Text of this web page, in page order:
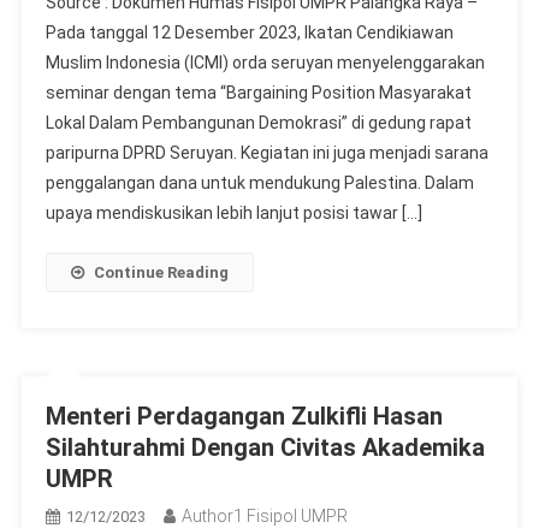
Gelar
Seminar:
Memperkuat
Bargaining
Position
Masyarakat
Lokal
Dalam
Pada tanggal 12 Desember 2023, Ikatan Cendikiawan
Muslim Indonesia (ICMI) orda seruyan menyelenggarakan
seminar dengan tema “Bargaining Position Masyarakat
Lokal Dalam Pembangunan Demokrasi” di gedung rapat
paripurna DPRD Seruyan. Kegiatan ini juga menjadi sarana
penggalangan dana untuk mendukung Palestina. Dalam
upaya mendiskusikan lebih lanjut posisi tawar […]
Continue Reading
Menteri Perdagangan Zulkifli Hasan
Silahturahmi Dengan Civitas Akademika
UMPR
12/12/2023 Author1 Fisipol UMPR